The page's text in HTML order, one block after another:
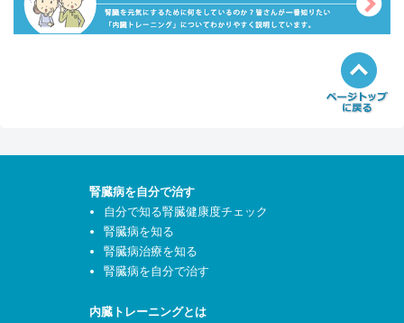
腎臓病を自分で治す
自分で知る腎臓健康度チェック
腎臓病を知る
腎臓病治療を知る
腎臓病を自分で治す
内臓トレーニングとは